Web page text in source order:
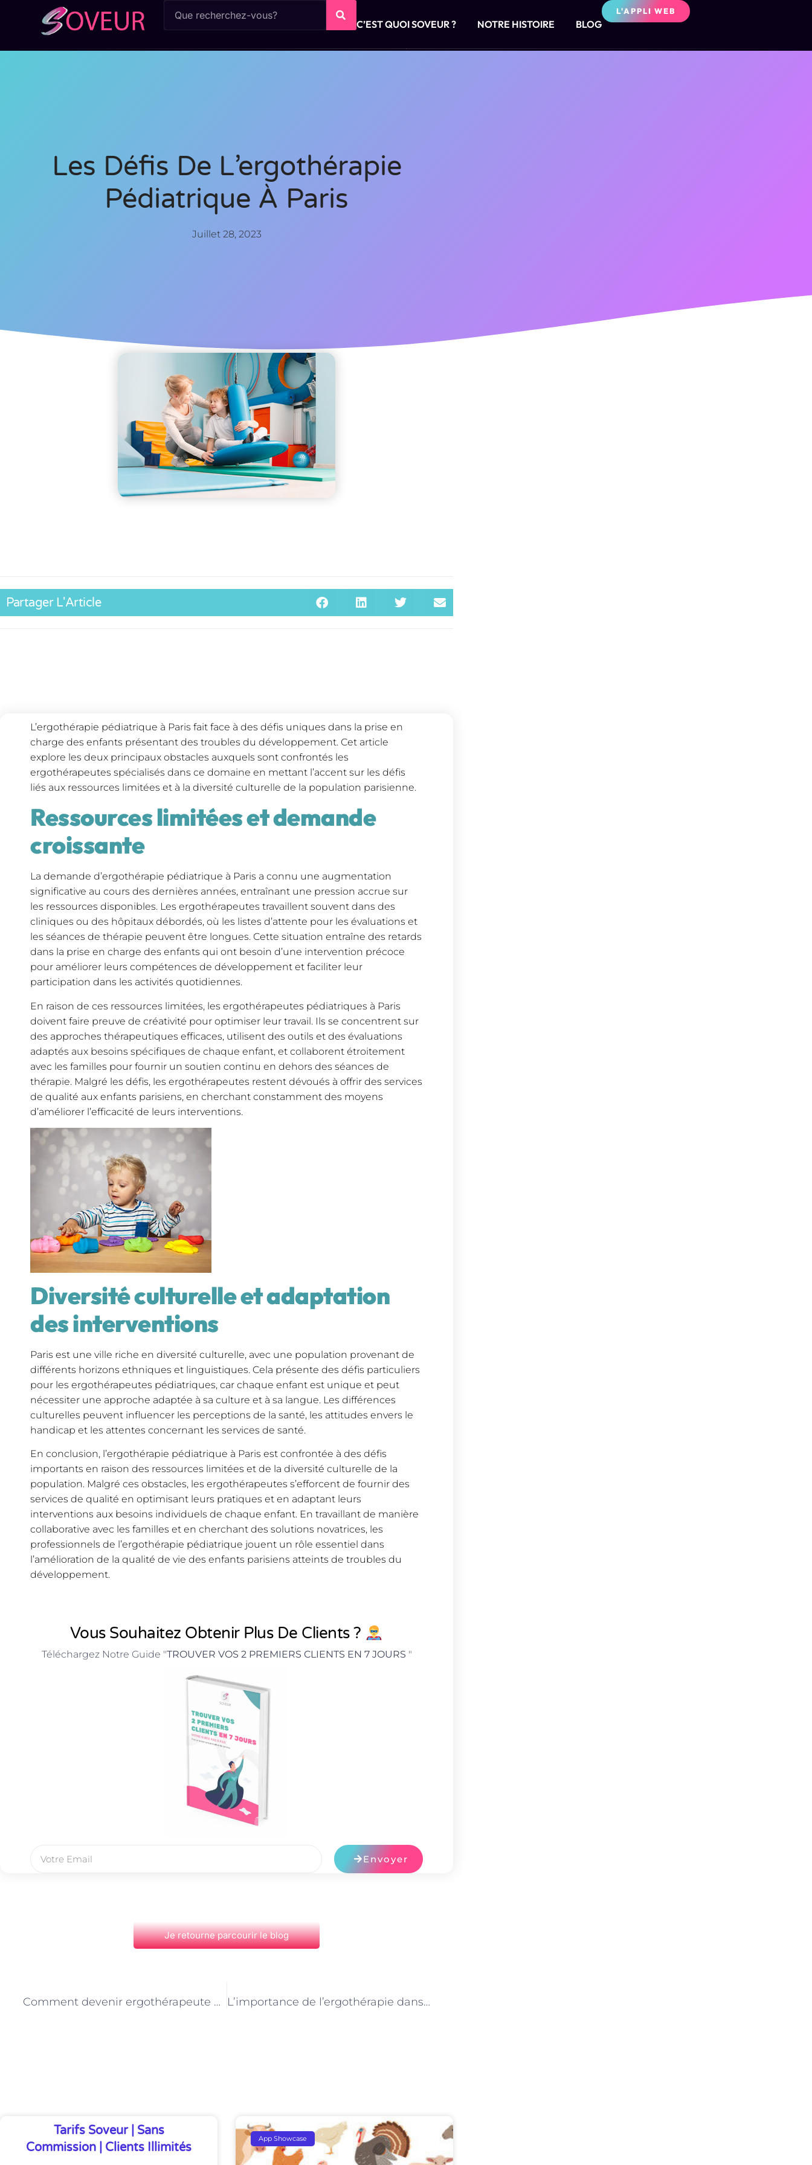
C’EST QUOI SOVEUR ? NOTRE HISTOIRE BLOG
L'APPLI WEB
Les Défis De L’ergothérapie
Pédiatrique À Paris
Juillet 28, 2023
Partager L'Article
L’ergothérapie pédiatrique à Paris fait face à des défis uniques dans la prise en
charge des enfants présentant des troubles du développement. Cet article
explore les deux principaux obstacles auxquels sont confrontés les
ergothérapeutes spécialisés dans ce domaine en mettant l’accent sur les défis
liés aux ressources limitées et à la diversité culturelle de la population parisienne.
Ressources limitées et demande
croissante
La demande d’ergothérapie pédiatrique à Paris a connu une augmentation
significative au cours des dernières années, entraînant une pression accrue sur
les ressources disponibles. Les ergothérapeutes travaillent souvent dans des
cliniques ou des hôpitaux débordés, où les listes d’attente pour les évaluations et
les séances de thérapie peuvent être longues. Cette situation entraîne des retards
dans la prise en charge des enfants qui ont besoin d’une intervention précoce
pour améliorer leurs compétences de développement et faciliter leur
participation dans les activités quotidiennes.
En raison de ces ressources limitées, les ergothérapeutes pédiatriques à Paris
doivent faire preuve de créativité pour optimiser leur travail. Ils se concentrent sur
des approches thérapeutiques efficaces, utilisent des outils et des évaluations
adaptés aux besoins spécifiques de chaque enfant, et collaborent étroitement
avec les familles pour fournir un soutien continu en dehors des séances de
thérapie. Malgré les défis, les ergothérapeutes restent dévoués à offrir des services
de qualité aux enfants parisiens, en cherchant constamment des moyens
d’améliorer l’efficacité de leurs interventions.
Diversité culturelle et adaptation
des interventions
Paris est une ville riche en diversité culturelle, avec une population provenant de
différents horizons ethniques et linguistiques. Cela présente des défis particuliers
pour les ergothérapeutes pédiatriques, car chaque enfant est unique et peut
nécessiter une approche adaptée à sa culture et à sa langue. Les différences
culturelles peuvent influencer les perceptions de la santé, les attitudes envers le
handicap et les attentes concernant les services de santé.
En conclusion, l’ergothérapie pédiatrique à Paris est confrontée à des défis
importants en raison des ressources limitées et de la diversité culturelle de la
population. Malgré ces obstacles, les ergothérapeutes s’efforcent de fournir des
services de qualité en optimisant leurs pratiques et en adaptant leurs
interventions aux besoins individuels de chaque enfant. En travaillant de manière
collaborative avec les familles et en cherchant des solutions novatrices, les
professionnels de l’ergothérapie pédiatrique jouent un rôle essentiel dans
l’amélioration de la qualité de vie des enfants parisiens atteints de troubles du
développement.
Vous Souhaitez Obtenir Plus De Clients ?
Téléchargez Notre Guide "TROUVER VOS 2 PREMIERS CLIENTS EN 7 JOURS "
Envoyer
Je retourne parcourir le blog
Comment devenir ergothérapeute à Paris : parcours et formations L’importance de l’ergothérapie dans la réadaptation fonctionnelle à Paris
Tarifs Soveur | Sans
Commission | Clients Illimités
App Showcase